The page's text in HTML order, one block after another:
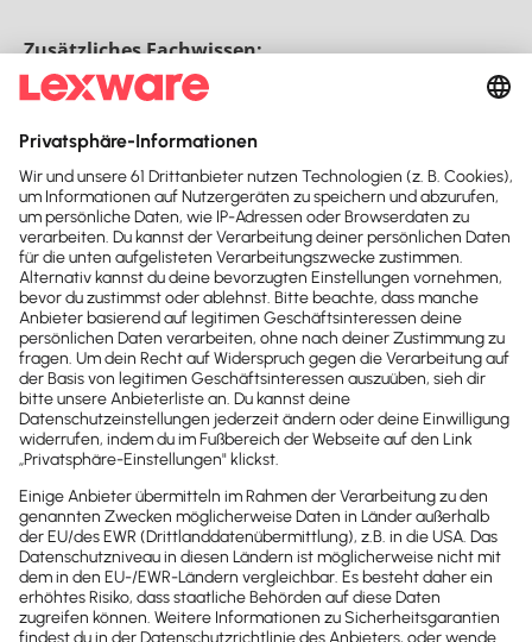
Zusätzliches Fachwissen:
qualifizierte:r Buchhalter:in
qualifizierte:r Lohn- und Gehaltsbuchhalter:in
Steuerberater:in
Suchen
Suche zurücksetzen